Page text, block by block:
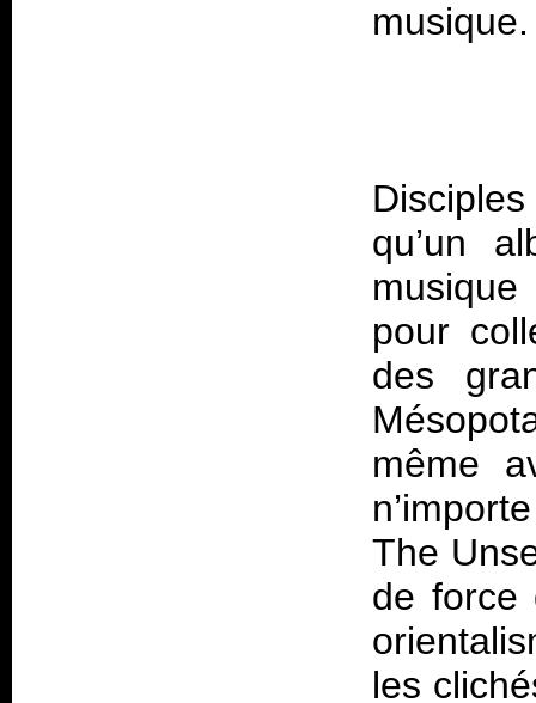
qu’un
pour
des
même
The
de force
les